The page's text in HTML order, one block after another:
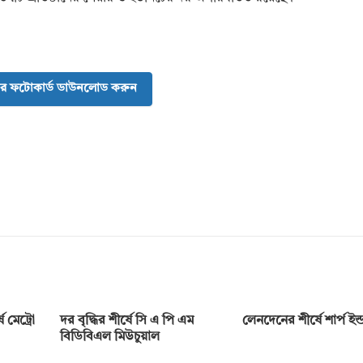
ফটোকার্ড ডাউনলোড করুন
মেট্রো
দর বৃদ্ধির শীর্ষে সি এ পি এম
বিডিবিএল মিউচুয়াল
লেনদেনের শীর্ষে শার্প